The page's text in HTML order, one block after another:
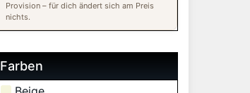
Provision – für dich ändert sich am Preis
nichts.
Farben